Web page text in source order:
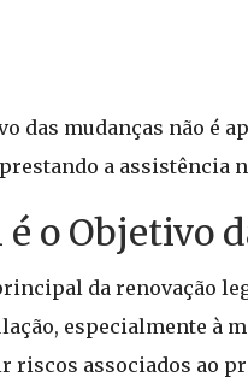
das mudanças não é
a assistência
é o Objetivo
da renovação
especialmente à
riscos associados ao